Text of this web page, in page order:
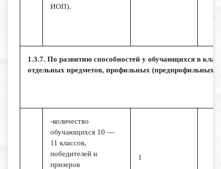
ИОП).
1.3.7. По развитию способностей у обучающихся в
отдельных предметов, профильных (предпрофильных
-количество
обучающихся 10 —
11 классов,
победителей и
призеров
1